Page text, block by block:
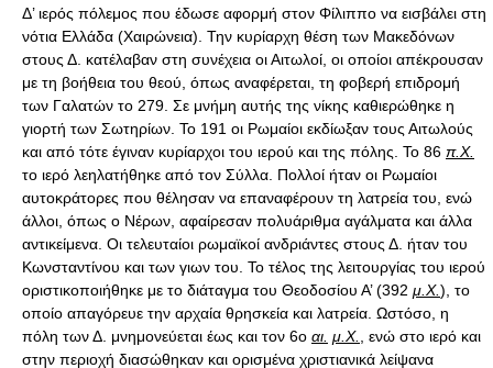
Δ’ ιερός πόλεμος που έδωσε αφορμή στον Φίλιππο να εισβάλει στη
νότια Ελλάδα (Χαιρώνεια). Την κυρίαρχη θέση των Μακεδόνων
στους Δ. κατέλαβαν στη συνέχεια οι Αιτωλοί, οι οποίοι απέκρουσαν
με τη βοήθεια του θεού, όπως αναφέρεται, τη φοβερή επιδρομή
των Γαλατών το 279. Σε μνήμη αυτής της νίκης καθιερώθηκε η
γιορτή των Σωτηρίων. Το 191 οι Ρωμαίοι εκδίωξαν τους Αιτωλούς
και από τότε έγιναν κυρίαρχοι του ιερού και της πόλης. Το 86 π.Χ.
το ιερό λεηλατήθηκε από τον Σύλλα. Πολλοί ήταν οι Ρωμαίοι
αυτοκράτορες που θέλησαν να επαναφέρουν τη λατρεία του, ενώ
άλλοι, όπως ο Νέρων, αφαίρεσαν πολυάριθμα αγάλματα και άλλα
αντικείμενα. Οι τελευταίοι ρωμαϊκοί ανδριάντες στους Δ. ήταν του
Κωνσταντίνου και των γιων του. Το τέλος της λειτουργίας του ιερού
οριστικοποιήθηκε με το διάταγμα του Θεοδοσίου Α’ (392 μ.Χ.), το
οποίο απαγόρευε την αρχαία θρησκεία και λατρεία. Ωστόσο, η
πόλη των Δ. μνημονεύεται έως και τον 6o αι. μ.Χ.
, ενώ στο ιερό και
στην περιοχή διασώθηκαν και ορισμένα χριστιανικά λείψανα